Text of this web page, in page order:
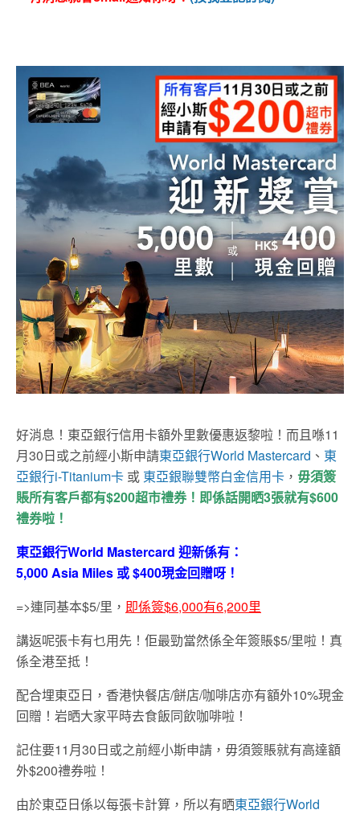
好消息！東亞銀行信用卡額外里數優惠返黎啦！而且喺11
月30日或之前經小斯申請東亞銀行World Mastercard 、 東
亞銀行i-Titanium卡 或 東亞銀聯雙幣白金信用卡 ， 毋須簽
賬所有客戶都有$200超市禮券！即係話開晒3張就有$600
禮券啦！
東亞銀行World Mastercard 迎新係有：
5,000 Asia Miles 或 $400現金回贈呀！
=>連同基本$5/里， 即係簽$6,000有6,200里
講返呢張卡有乜用先！佢最勁當然係全年簽賬$5/里啦！真
係全港至抵！
配合埋東亞日，香港快餐店/餅店/咖啡店亦有額外10%現金
回贈！岩晒大家平時去食飯同飲咖啡啦！
記住要11月30日或之前經小斯申請，毋須簽賬就有高達額
外$200禮券啦！
由於東亞日係以每張卡計算，所以有晒東亞銀行World